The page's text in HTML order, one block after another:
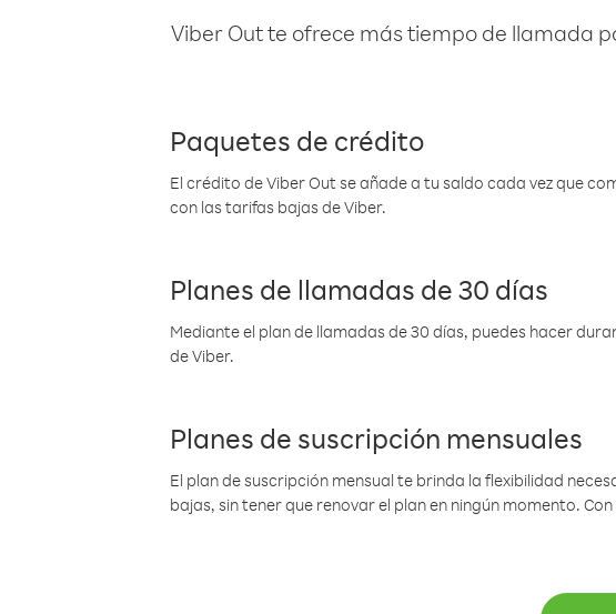
Viber Out te ofrece más tiempo de llamada
Paquetes de crédito
El crédito de Viber Out se añade a tu saldo cada vez que
con las tarifas bajas de Viber.
Planes de llamadas de 30 días
Mediante el plan de llamadas de 30 días, puedes hacer
de Viber.
Planes de suscripción mensuales
El plan de suscripción mensual te brinda la flexibilidad
bajas, sin tener que renovar el plan en ningún momento.